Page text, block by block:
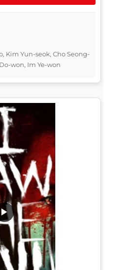
Kim Yun-seok, Cho Seong-
won, Im Ye-won
▶